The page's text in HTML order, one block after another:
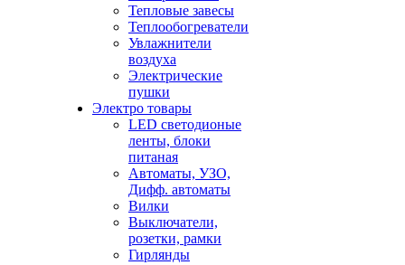
Тепловые завесы
Теплообогреватели
Увлажнители
воздуха
Электрические
пушки
Электро товары
LED светодионые
ленты, блоки
питаная
Автоматы, УЗО,
Дифф. автоматы
Вилки
Выключатели,
розетки, рамки
Гирлянды